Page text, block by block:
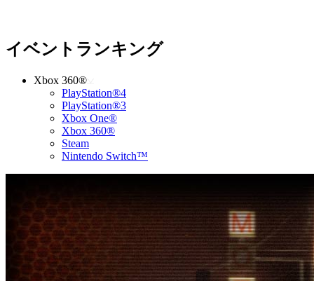
イベントランキング
Xbox 360®
PlayStation®4
PlayStation®3
Xbox One®
Xbox 360®
Steam
Nintendo Switch™